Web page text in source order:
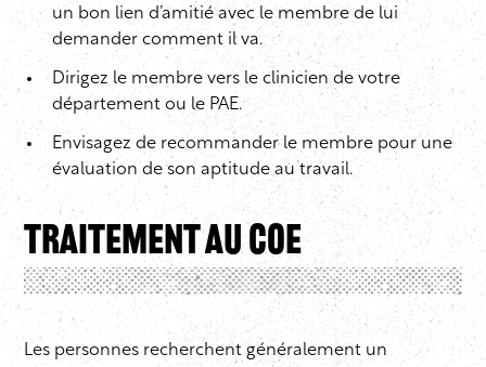
un bon lien d’amitié avec le membre de lui
demander comment il va.
Dirigez le membre vers le clinicien de votre
département ou le PAE.
Envisagez de recommander le membre pour une
évaluation de son aptitude au travail.
Traitement au COE
Les personnes recherchent généralement un